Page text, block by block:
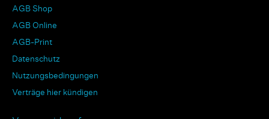
AGB Shop
AGB Online
AGB-Print
Datenschutz
Nutzungsbedingungen
Verträge hier kündigen